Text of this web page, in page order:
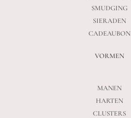
SMUDGING
SIERADEN
CADEAUBON
VORMEN
MANEN
HARTEN
CLUSTERS